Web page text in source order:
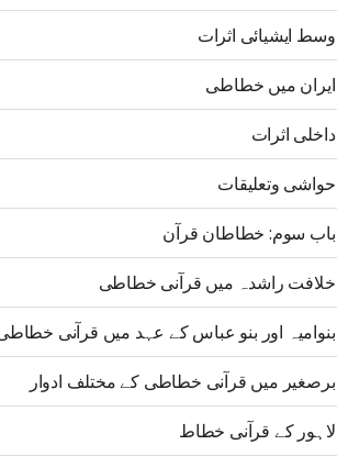
وسط ایشیائی اثرات
ایران میں خطاطی
داخلی اثرات
حواشی وتعلیقات
باب سوم: خطاطان قرآن
خلافت راشدہ میں قرآنی خطاطی
بنوامیہ اور بنو عباس کے عہد میں قرآنی
برصغیر میں قرآنی خطاطی کے مختلف ادوار
لاہور کے قرآنی خطاط